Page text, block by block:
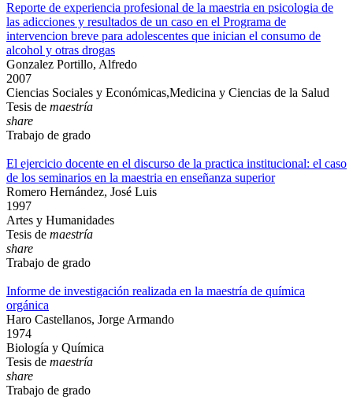
Reporte de experiencia profesional de la maestria en psicologia de
las adicciones y resultados de un caso en el Programa de
intervencion breve para adolescentes que inician el consumo de
alcohol y otras drogas
Gonzalez Portillo, Alfredo
2007
Ciencias Sociales y Económicas,Medicina y Ciencias de la Salud
Tesis de maestría
share
Trabajo de grado
El ejercicio docente en el discurso de la practica institucional: el caso
de los seminarios en la maestria en enseñanza superior
Romero Hernández, José Luis
1997
Artes y Humanidades
Tesis de maestría
share
Trabajo de grado
Informe de investigación realizada en la maestría de química
orgánica
Haro Castellanos, Jorge Armando
1974
Biología y Química
Tesis de maestría
share
Trabajo de grado